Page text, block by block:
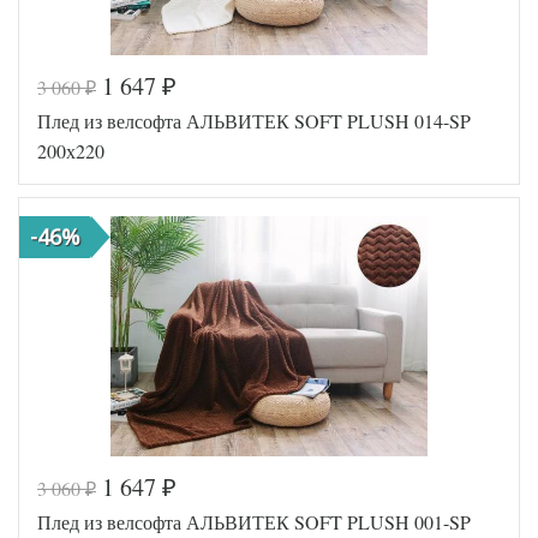
Код товара
518-358
Артикул
AL200092
Размер пледа/
покрывала
Ткань
Велсофт
Производитель АльВиТек
(Россия)
Код товара
518-400
Артикул
AL200092
3 060₽ 1 647 ₽
Плед из велсофта АЛЬВИТЕК SOFT PLUSH 014-SP
200х220
-46%
3 060₽ 1 647 ₽
Плед из велсофта АЛЬВИТЕК SOFT PLUSH 001-SP